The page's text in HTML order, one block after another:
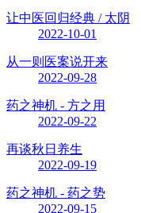
让中医回归经典 / 太阴
2022-10-01
从一则医案说开来
2022-09-28
药之神机 - 方之用
2022-09-22
再谈秋日养生
2022-09-19
药之神机 - 药之势
2022-09-15